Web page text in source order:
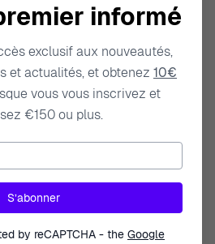
informé
exclusif aux nouveautés,
et actualités, et obtenez 10€
vous vous inscrivez et
€150 ou plus.
S’abonner
by reCAPTCHA - the Google